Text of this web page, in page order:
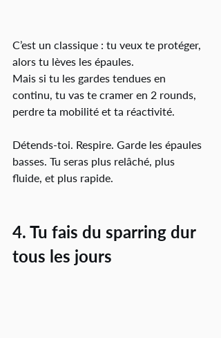
C’est un classique : tu veux te protéger,
alors tu lèves les épaules.
Mais si tu les gardes tendues en
continu, tu vas te cramer en 2 rounds,
perdre ta mobilité et ta réactivité.
Détends-toi. Respire. Garde les épaules
basses. Tu seras plus relâché, plus
fluide, et plus rapide.
4. Tu fais du sparring dur
tous les jours